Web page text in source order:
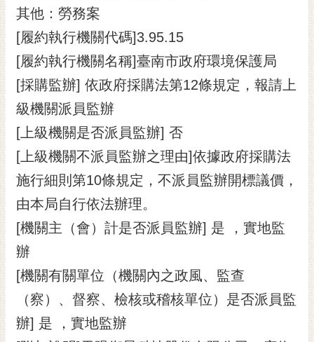
其他：勞務案
[履約執行機關代碼]3.95.15
[履約執行機關名稱]臺南市政府環境保護局
[採購監辦] 依政府採購法第12條規定，報請上
級機關派員監辦
[上級機關是否派員監辦] 否
[上級機關不派員監辦之理由]依據政府採購法
施行細則第10條規定，不派員監辦開標議價，
由本局自行依法辦理。
[機關主（會）計是否派員監辦] 是 ，實地監
辦
[機關有關單位（機關內之政風、監查
（察）、督察、檢核或稽核單位）是否派員監
辦] 是 ，實地監辦